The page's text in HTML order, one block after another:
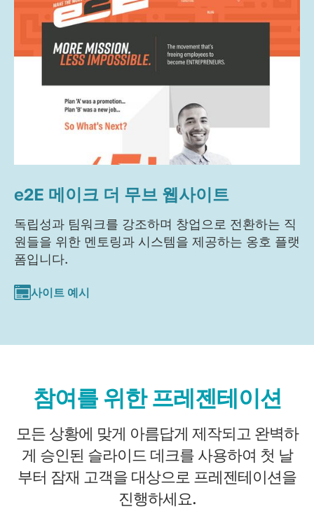
e2E 메이크 더 무브 웹사이트
독립성과 팀워크를 강조하며 창업으로 전환하는 직
원들을 위한 멘토링과 시스템을 제공하는 옹호 플랫
폼입니다.
사이트 예시
참여를 위한 프레젠테이션
모든 상황에 맞게 아름답게 제작되고 완벽하
게 승인된 슬라이드 데크를 사용하여 첫 날
부터 잠재 고객을 대상으로 프레젠테이션을
진행하세요.